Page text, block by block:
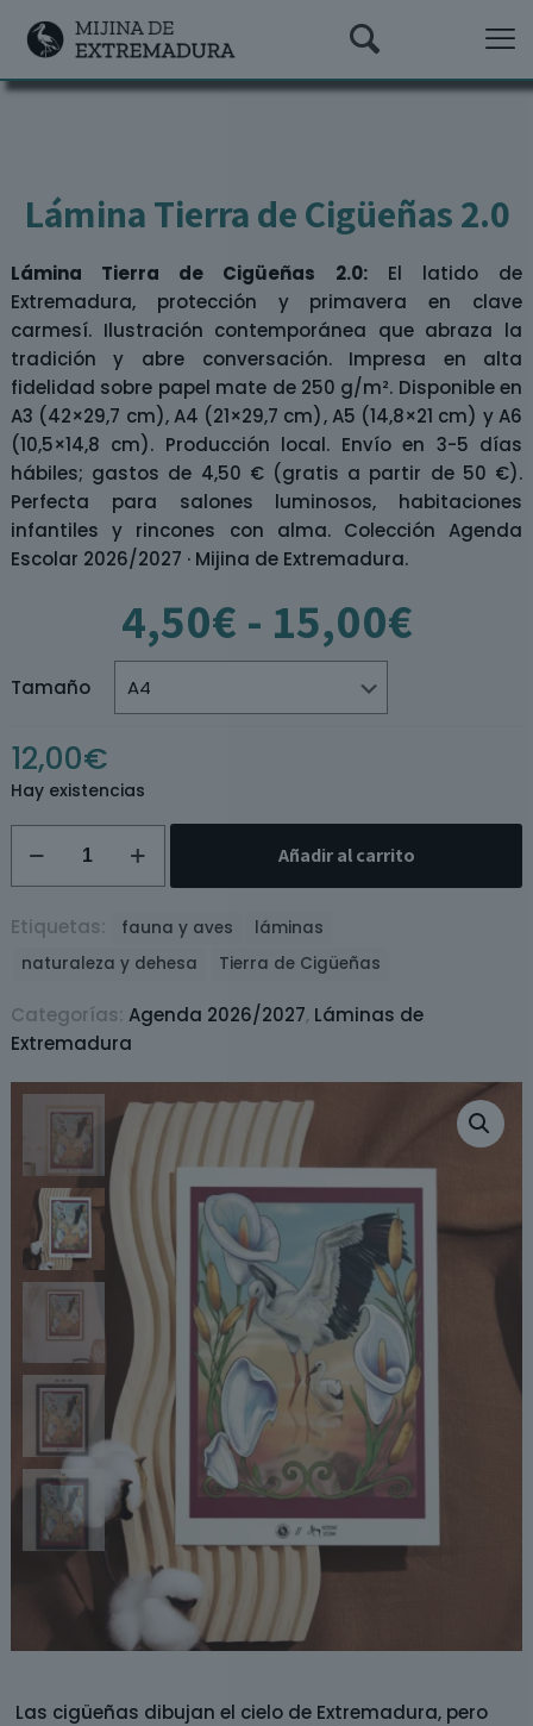
Las cigüeñas dibujan el cielo de Extremadura, pero
Lámina Tierra de Cigüeñas 2.0
Lámina Tierra de Cigüeñas 2.0:El latido de
Extremadura, protección y primavera en clave
carmesí. Ilustración contemporánea que abraza la
tradición y abre conversación. Impresa en alta
fidelidad sobre papel mate de 250 g/m². Disponible en
A3 (42×29,7 cm), A4 (21×29,7 cm), A5 (14,8×21 cm) y A6
(10,5×14,8 cm). Producción local. Envío en 3-5 días
hábiles; gastos de 4,50 € (gratis a partir de 50 €).
Perfecta para salones luminosos, habitaciones
infantiles y rincones con alma. Colección Agenda
Escolar 2026/2027 · Mijina de Extremadura.
4,50€ - 15,00€de
Tamaño
12,00€
Hay existencias
de
Cigüeñas
Añadir al carrito
Etiquetas: fauna y aves
láminas
naturaleza y dehesa
Tierra de Cigüeñas
Categorías: Agenda 2026/2027, Láminas de
Extremadura